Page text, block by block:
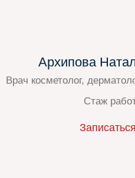
Архипова
Врач косметолог,
Стаж